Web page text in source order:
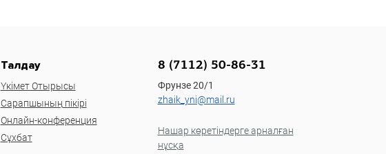
Талдау
Үкімет Отырысы
Сарапшының пікірі
Онлайн-конференция
Сұхбат
8 (7112) 50-86-31
Фрунзе 20/1
zhaik_yni@mail.ru
Нашар көретіндерге арналған
нұсқа